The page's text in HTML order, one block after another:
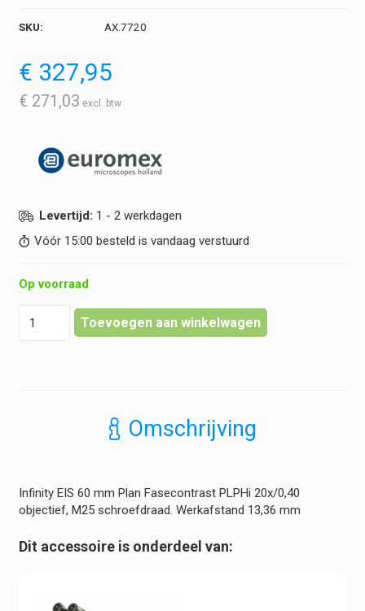
SKU: AX.7720
€ 327,95
€ 271,03
Levertijd: 1 - 2 werkdagen
Vóór 15:00 besteld is vandaag verstuurd
Op voorraad
Werkafstand
13,36
-
Observer
Toevoegen aan winkelwagen
Omschrijving
Infinity EIS 60 mm Plan Fasecontrast PLPHi 20x/0,40
objectief, M25 schroefdraad. Werkafstand 13,36 mm
Dit accessoire is onderdeel van: